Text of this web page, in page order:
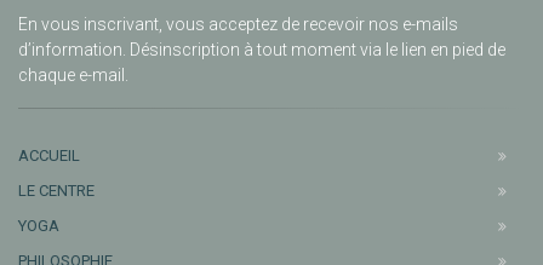
En vous inscrivant, vous acceptez de recevoir nos e-mails
d’information. Désinscription à tout moment via le lien en pied de
chaque e-mail.
ACCUEIL
LE CENTRE
YOGA
PHILOSOPHIE